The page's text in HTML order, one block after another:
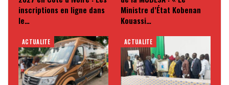
inscriptions en ligne dans
le…
Ministre d’État Kobenan
Kouassi…
ACTUALITE ACTUALITE